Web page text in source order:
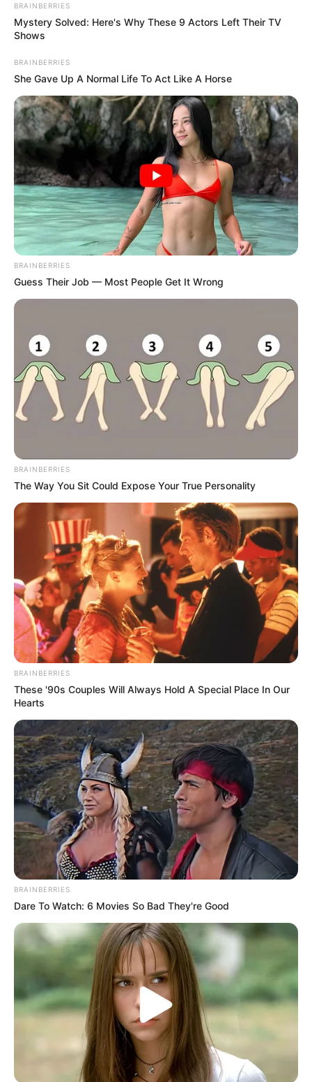
ΤΑΥΤΟΤΗΤΑ ΚΑΙ ΕΠΙΚΟΙΝΩΝΙΑ ΟΡΟΙ ΧΡΗΣΗΣ
© 2025 EVIANEWS του Γιώργου Κουτσελίνη
BRAINBERRIES
Mystery Solved: Here's Why These 9 Actors Left Their TV
Shows
BRAINBERRIES
She Gave Up A Normal Life To Act Like A Horse
BRAINBERRIES
Guess Their Job — Most People Get It Wrong
BRAINBERRIES
The Way You Sit Could Expose Your True Personality
BRAINBERRIES
These '90s Couples Will Always Hold A Special Place In Our
Hearts
BRAINBERRIES
Dare To Watch: 6 Movies So Bad They're Good